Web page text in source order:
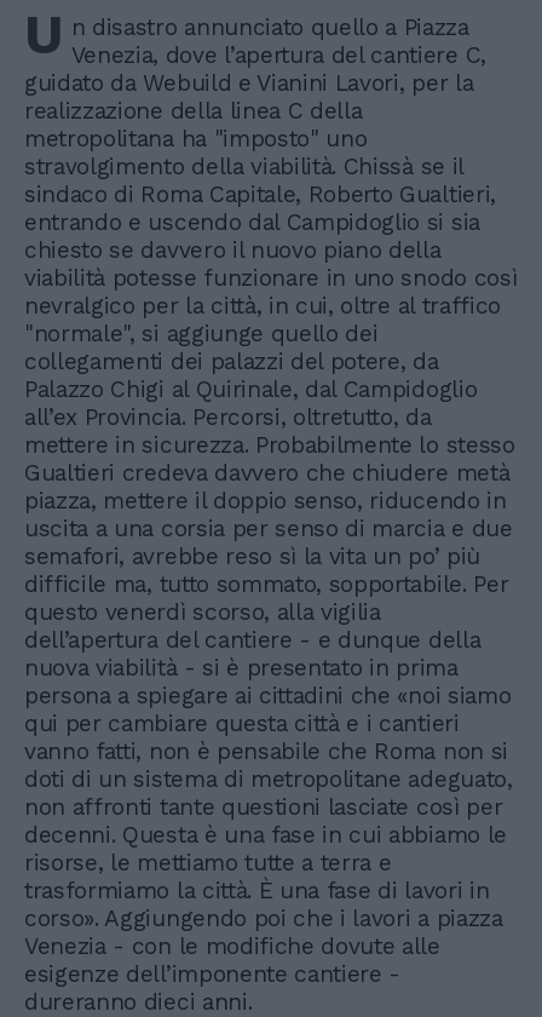
U n disastro annunciato quello a Piazza
Venezia, dove l’apertura del cantiere C,
guidato da Webuild e Vianini Lavori, per la
realizzazione della linea C della
metropolitana ha "imposto" uno
stravolgimento della viabilità. Chissà se il
sindaco di Roma Capitale, Roberto Gualtieri,
entrando e uscendo dal Campidoglio si sia
chiesto se davvero il nuovo piano della
viabilità potesse funzionare in uno snodo così
nevralgico per la città, in cui, oltre al traffico
"normale", si aggiunge quello dei
collegamenti dei palazzi del potere, da
Palazzo Chigi al Quirinale, dal Campidoglio
all’ex Provincia. Percorsi, oltretutto, da
mettere in sicurezza. Probabilmente lo stesso
Gualtieri credeva davvero che chiudere metà
piazza, mettere il doppio senso, riducendo in
uscita a una corsia per senso di marcia e due
semafori, avrebbe reso sì la vita un po’ più
difficile ma, tutto sommato, sopportabile. Per
questo venerdì scorso, alla vigilia
dell’apertura del cantiere - e dunque della
nuova viabilità - si è presentato in prima
persona a spiegare ai cittadini che «noi siamo
qui per cambiare questa città e i cantieri
vanno fatti, non è pensabile che Roma non si
doti di un sistema di metropolitane adeguato,
non affronti tante questioni lasciate così per
decenni. Questa è una fase in cui abbiamo le
risorse, le mettiamo tutte a terra e
trasformiamo la città. È una fase di lavori in
corso». Aggiungendo poi che i lavori a piazza
Venezia - con le modifiche dovute alle
esigenze dell’imponente cantiere -
dureranno dieci anni.